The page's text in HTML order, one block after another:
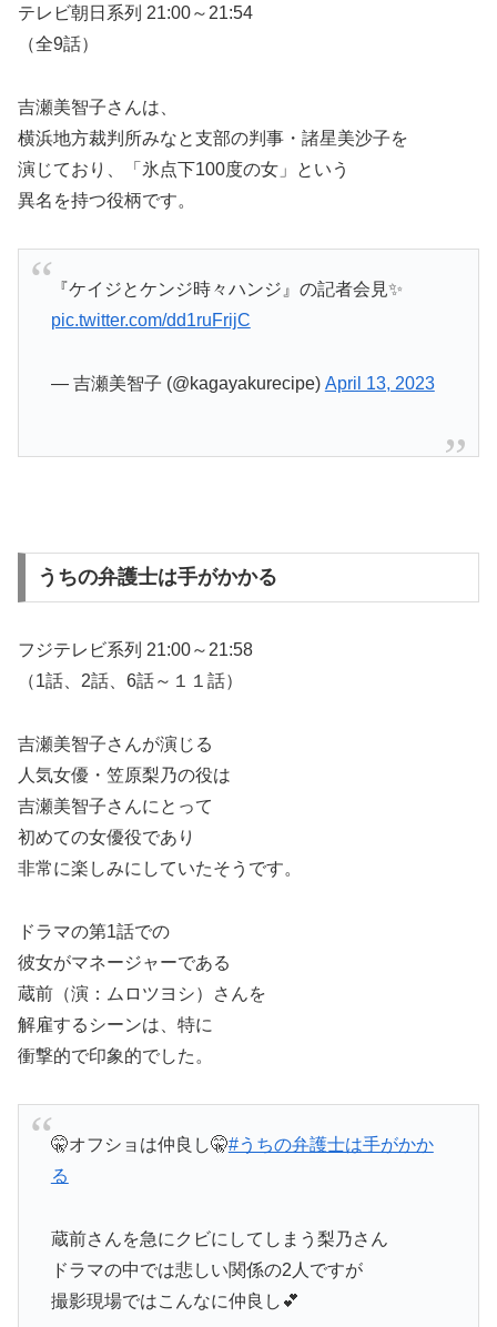
テレビ朝日系列 21:00～21:54
（全9話）
吉瀬美智子さんは、
横浜地方裁判所みなと支部の判事・諸星美沙子を
演じており、「氷点下100度の女」という
異名を持つ役柄です。
『ケイジとケンジ時々ハンジ』の記者会見✨
pic.twitter.com/dd1ruFrijC
— 吉瀬美智子 (@kagayakurecipe) April 13, 2023
うちの弁護士は手がかかる
フジテレビ系列 21:00～21:58
（1話、2話、6話～１１話）
吉瀬美智子さんが演じる
人気女優・笠原梨乃の役は
吉瀬美智子さんにとって
初めての女優役であり
非常に楽しみにしていたそうです。
ドラマの第1話での
彼女がマネージャーである
蔵前（演：ムロツヨシ）さんを
解雇するシーンは、特に
衝撃的で印象的でした。
🤫オフショは仲良し🤫#うちの弁護士は手がかか
る
蔵前さんを急にクビにしてしまう梨乃さん
ドラマの中では悲しい関係の2人ですが
撮影現場ではこんなに仲良し💕